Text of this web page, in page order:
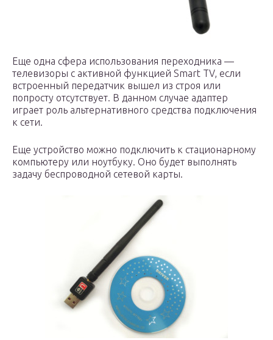
Еще одна сфера использования переходника —
телевизоры с активной функцией Smart TV, если
встроенный передатчик вышел из строя или
попросту отсутствует. В данном случае адаптер
играет роль альтернативного средства подключения
к сети.
Еще устройство можно подключить к стационарному
компьютеру или ноутбуку. Оно будет выполнять
задачу беспроводной сетевой карты.